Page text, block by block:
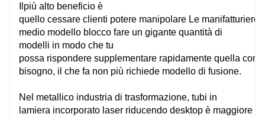
più alto beneficio è
quello cessare clienti potere manipolare Le manifatturiero
​​medio modello blocco fare un gigante quantità di
modelli in modo che tu
possa rispondere supplementare rapidamente quella
bisogno, il che fa non più richiede modello di fusione.
Nel metallico industria di trasformazione, tubi in
lamiera incorporato laser riducendo desktop è maggiore